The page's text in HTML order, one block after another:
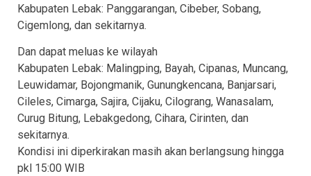
Kabupaten Lebak: Panggarangan, Cibeber, Sobang,
Cigemlong, dan sekitarnya.
Dan dapat meluas ke wilayah
Kabupaten Lebak: Malingping, Bayah, Cipanas, Muncang,
Leuwidamar, Bojongmanik, Gunungkencana, Banjarsari,
Cileles, Cimarga, Sajira, Cijaku, Cilograng, Wanasalam,
Curug Bitung, Lebakgedong, Cihara, Cirinten, dan
sekitarnya.
Kondisi ini diperkirakan masih akan berlangsung hingga
pkl 15:00 WIB